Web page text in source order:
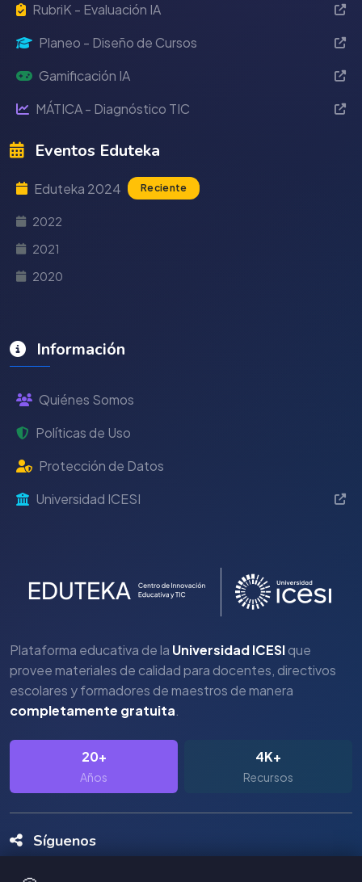
RubriK - Evaluación IA
Planeo - Diseño de Cursos
Gamificación IA
MÁTICA - Diagnóstico TIC
Eventos Eduteka
Eduteka 2024 Reciente
2022
2021
2020
Información
Quiénes Somos
Políticas de Uso
Protección de Datos
Universidad ICESI
Plataforma educativa de la Universidad ICESIque
provee materiales de calidad para docentes, directivos
escolares y formadores de maestros de manera
completamente gratuita.
20+
Años
4K+
Recursos
Síguenos